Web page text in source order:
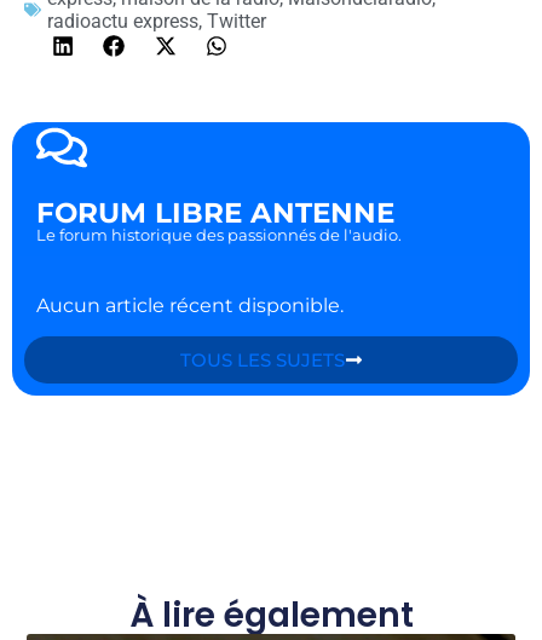
radioactu express, Twitter
FORUM LIBRE ANTENNE
Le forum historique des passionnés de l'audio.
Aucun article récent disponible.
TOUS LES SUJETS
À lire également